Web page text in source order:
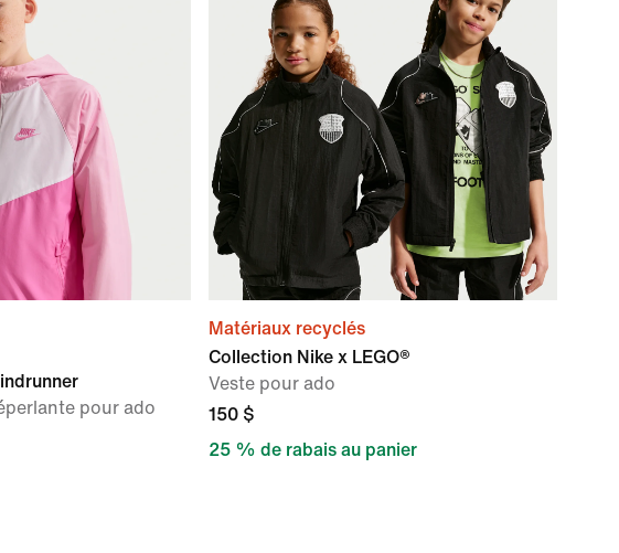
pour ado
Matériaux recyclés
Collection Nike x LEGO®
Veste pour ado
150 $
25 % de rabais au panier